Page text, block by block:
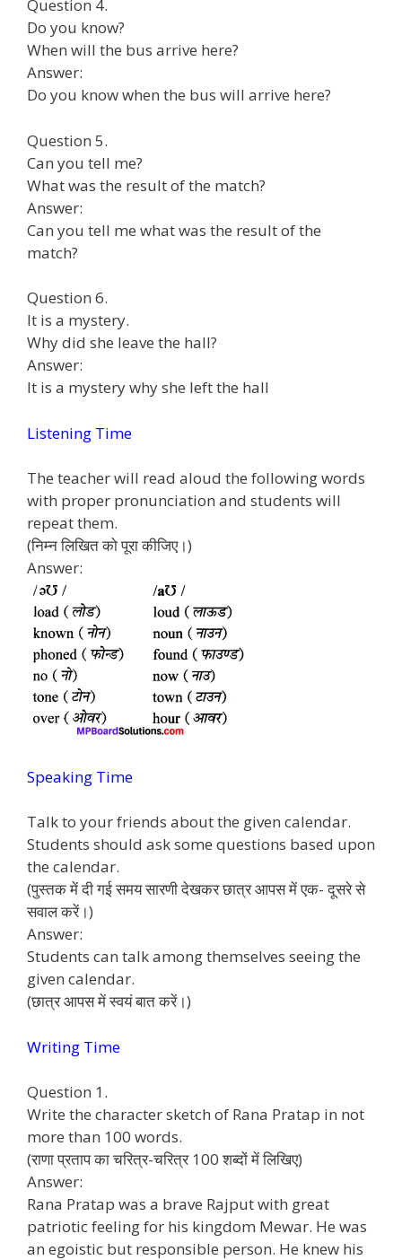
Question 4.
Do you know?
When will the bus arrive here?
Answer:
Do you know when the bus will arrive here?
Question 5.
Can you tell me?
What was the result of the match?
Answer:
Can you tell me what was the result of the
match?
Question 6.
It is a mystery.
Why did she leave the hall?
Answer:
It is a mystery why she left the hall
Listening Time
The teacher will read aloud the following words
with proper pronunciation and students will
repeat them.
(निम्न लिखित को पूरा कीजिए।)
Answer:
Speaking Time
Talk to your friends about the given calendar.
Students should ask some questions based upon
the calendar.
(पुस्तक में दी गई समय सारणी देखकर छात्र आपस में एक- दूसरे से
सवाल करें।)
Answer:
Students can talk among themselves seeing the
given calendar.
(छात्र आपस में स्वयं बात करें।)
Writing Time
Question 1.
Write the character sketch of Rana Pratap in not
more than 100 words.
(राणा प्रताप का चरित्र-चरित्र 100 शब्दों में लिखिए)
Answer:
Rana Pratap was a brave Rajput with great
patriotic feeling for his kingdom Mewar. He was
an egoistic but responsible person. He knew his